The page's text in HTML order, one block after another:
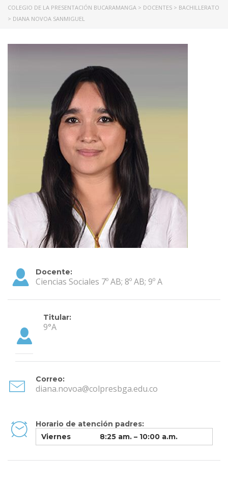
COLEGIO DE LA PRESENTACIÓN BUCARAMANGA > DOCENTES > BACHILLERATO
> DIANA NOVOA SANMIGUEL
Docente:
Ciencias Sociales 7º AB; 8º AB; 9º A
Titular:
9°A
Correo:
diana.novoa@colpresbga.edu.co
Horario de atención padres:
Viernes
8:25 am. – 10:00 a.m.